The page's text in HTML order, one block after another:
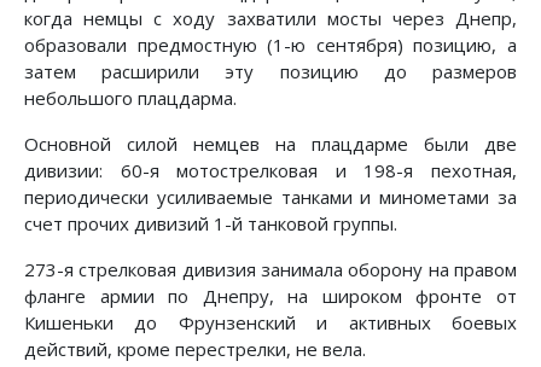
когда немцы с ходу захватили мосты через Днепр,
образовали предмостную (1-ю сентября) позицию, а
затем расширили эту позицию до размеров
небольшого плацдарма.
Основной силой немцев на плацдарме были две
дивизии: 60-я мотострелковая и 198-я пехотная,
периодически усиливаемые танками и минометами за
счет прочих дивизий 1-й танковой группы.
273-я стрелковая дивизия занимала оборону на правом
фланге армии по Днепру, на широком фронте от
Кишеньки до Фрунзенский и активных боевых
действий, кроме перестрел­ки, не вела.